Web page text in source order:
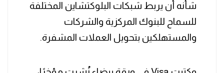
شأنه أن يربط شبكات البلوكتشاين المختلفة
للسماح للبنوك المركزية والشركات
والمستهلكين بتحويل العملات المشفرة.